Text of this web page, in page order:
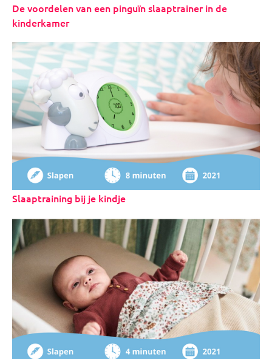
De voordelen van een pinguïn slaaptrainer in de
kinderkamer
Slaaptraining bij je kindje